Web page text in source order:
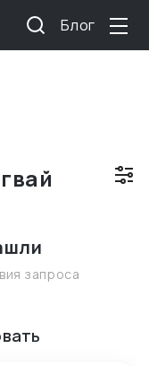
Блог
запроса